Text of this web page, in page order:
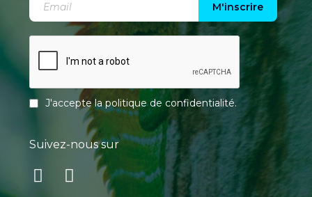
M'inscrire
J'accepte lapolitique de confidentialité.
Suivez-nous sur